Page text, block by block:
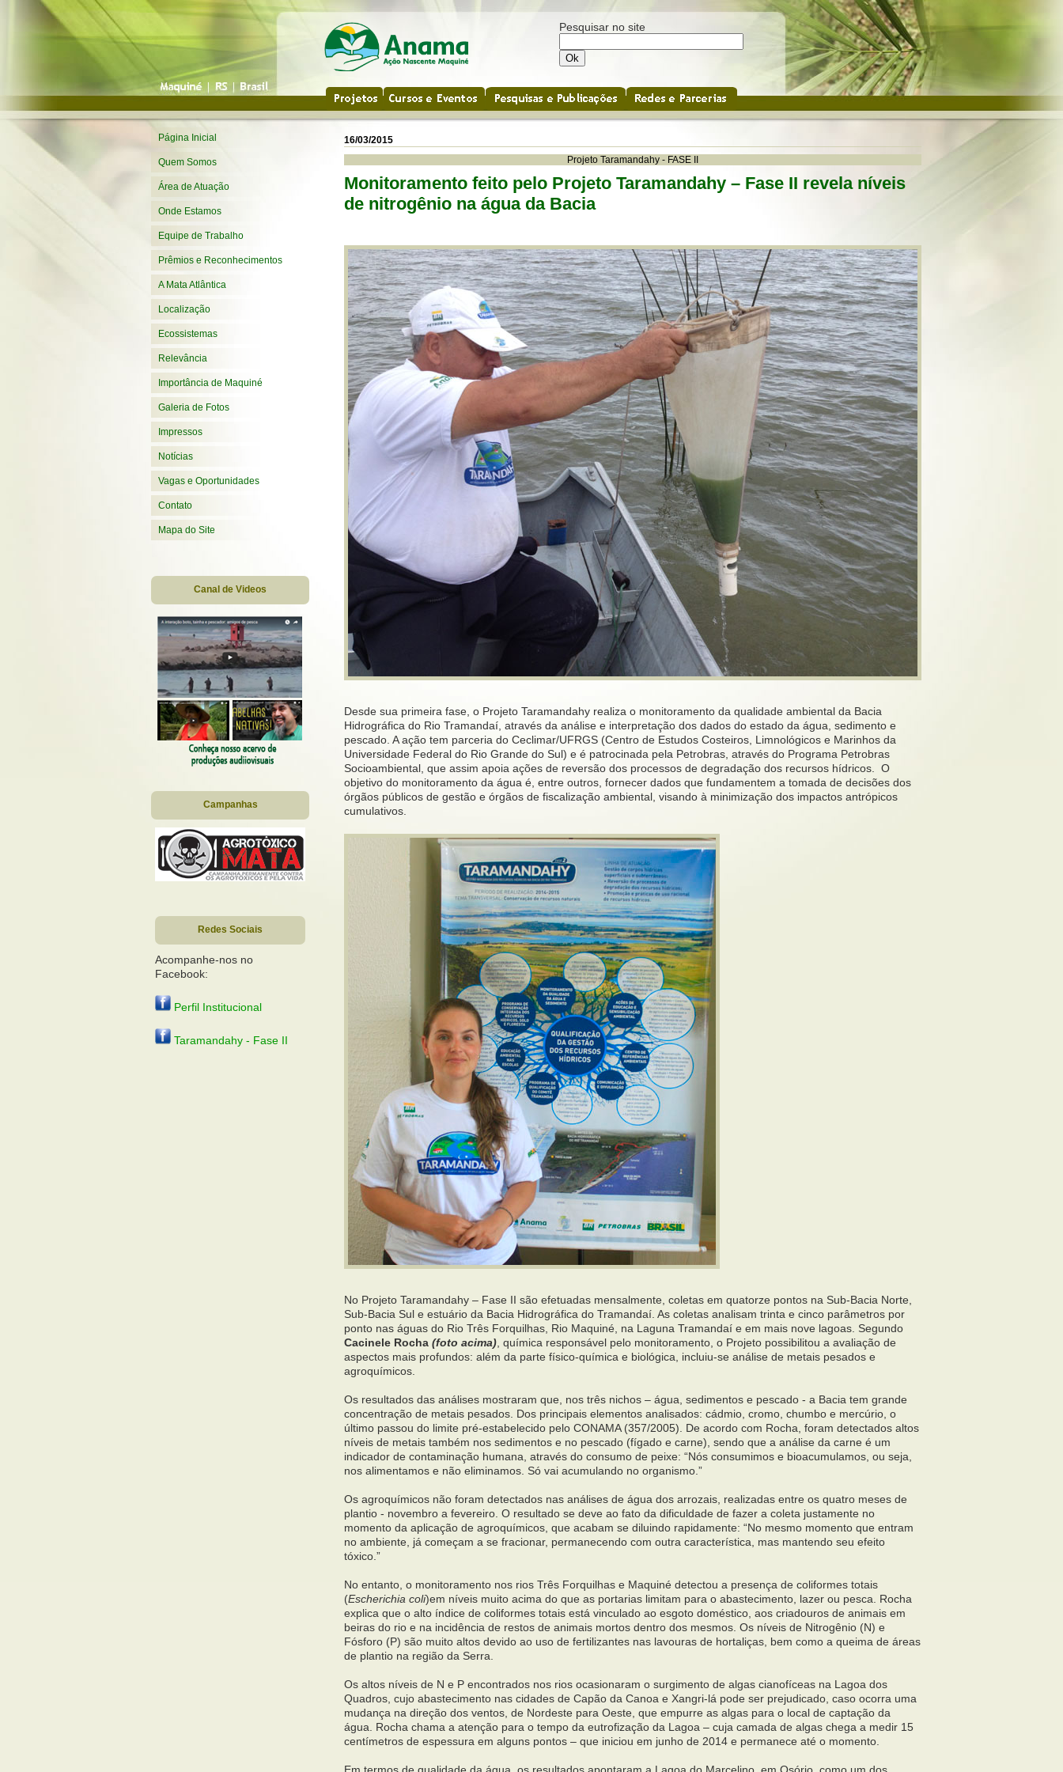
Pesquisar no site
Página Inicial
Quem Somos
Área de Atuação
Onde Estamos
Equipe de Trabalho
Prêmios e Reconhecimentos
A Mata Atlântica
Localização
Ecossistemas
Relevância
Importância de Maquiné
Galeria de Fotos
Impressos
Notícias
Vagas e Oportunidades
Contato
Mapa do Site
Canal de Videos
Campanhas
Redes Sociais
Acompanhe-nos no
Facebook:
Perfil Institucional
Taramandahy - Fase II
16/03/2015
Projeto Taramandahy - FASE II
Monitoramento feito pelo Projeto Taramandahy – Fase II revela níveis
de nitrogênio na água da Bacia
Desde sua primeira fase, o Projeto Taramandahy realiza o monitoramento da qualidade ambiental da Bacia
Hidrográfica do Rio Tramandaí, através da análise e interpretação dos dados do estado da água, sedimento e
pescado. A ação tem parceria do Ceclimar/UFRGS (Centro de Estudos Costeiros, Limnológicos e Marinhos da
Universidade Federal do Rio Grande do Sul) e é patrocinada pela Petrobras, através do Programa Petrobras
Socioambiental, que assim apoia ações de reversão dos processos de degradação dos recursos hídricos. O
objetivo do monitoramento da água é, entre outros, fornecer dados que fundamentem a tomada de decisões dos
órgãos públicos de gestão e órgãos de fiscalização ambiental, visando à minimização dos impactos antrópicos
cumulativos.
No Projeto Taramandahy – Fase II são efetuadas mensalmente, coletas em quatorze pontos na Sub-Bacia Norte,
Sub-Bacia Sul e estuário da Bacia Hidrográfica do Tramandaí. As coletas analisam trinta e cinco parâmetros por
ponto nas águas do Rio Três Forquilhas, Rio Maquiné, na Laguna Tramandaí e em mais nove lagoas. Segundo
Cacinele Rocha (foto acima) , química responsável pelo monitoramento, o Projeto possibilitou a avaliação de
aspectos mais profundos: além da parte físico-química e biológica, incluiu-se análise de metais pesados e
agroquímicos.
Os resultados das análises mostraram que, nos três nichos – água, sedimentos e pescado - a Bacia tem grande
concentração de metais pesados. Dos principais elementos analisados: cádmio, cromo, chumbo e mercúrio, o
último passou do limite pré-estabelecido pelo CONAMA (357/2005). De acordo com Rocha, foram detectados altos
níveis de metais também nos sedimentos e no pescado (fígado e carne), sendo que a análise da carne é um
indicador de contaminação humana, através do consumo de peixe: “Nós consumimos e bioacumulamos, ou seja,
nos alimentamos e não eliminamos. Só vai acumulando no organismo.”
Os agroquímicos não foram detectados nas análises de água dos arrozais, realizadas entre os quatro meses de
plantio - novembro a fevereiro. O resultado se deve ao fato da dificuldade de fazer a coleta justamente no
momento da aplicação de agroquímicos, que acabam se diluindo rapidamente: “No mesmo momento que entram
no ambiente, já começam a se fracionar, permanecendo com outra característica, mas mantendo seu efeito
tóxico.”
No entanto, o monitoramento nos rios Três Forquilhas e Maquiné detectou a presença de coliformes totais
(Escherichia coli)em níveis muito acima do que as portarias limitam para o abastecimento, lazer ou pesca. Rocha
explica que o alto índice de coliformes totais está vinculado ao esgoto doméstico, aos criadouros de animais em
beiras do rio e na incidência de restos de animais mortos dentro dos mesmos. Os níveis de Nitrogênio (N) e
Fósforo (P) são muito altos devido ao uso de fertilizantes nas lavouras de hortaliças, bem como a queima de áreas
de plantio na região da Serra.
Os altos níveis de N e P encontrados nos rios ocasionaram o surgimento de algas cianofíceas na Lagoa dos
Quadros, cujo abastecimento nas cidades de Capão da Canoa e Xangri-lá pode ser prejudicado, caso ocorra uma
mudança na direção dos ventos, de Nordeste para Oeste, que empurre as algas para o local de captação da
água. Rocha chama a atenção para o tempo da eutrofização da Lagoa – cuja camada de algas chega a medir 15
centímetros de espessura em alguns pontos – que iniciou em junho de 2014 e permanece até o momento.
Em termos de qualidade da água, os resultados apontaram a Lagoa do Marcelino, em Osório, como um dos